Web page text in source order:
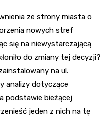
ze strony miasta o
nowych stref
się na niewystarczającą
do zmiany tej decyzji?
na ul.
analizy dotyczące
podstawie bieżącej
jeden z nich na tę